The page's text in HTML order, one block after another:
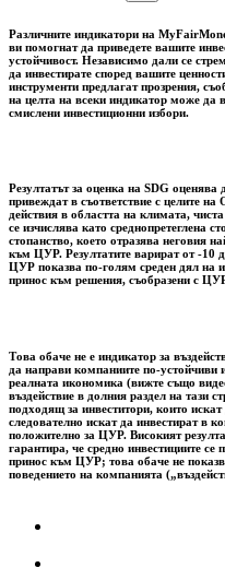
Различните индикатори на
ви помогнат да приведете вашите
устойчивост. Независимо дали се
да инвестирате според вашите
инструменти предлагат прозрения,
на целта на всеки индикатор може да
смислени инвестиционни избори.
Резултатът за оценка на SDG
привеждат в съответствие с целите
действия в областта на климата,
се изчислява като среднопретеглена
стопанство, което отразява неговия
към ЦУР. Резултатите варират от -10
ЦУР показва по-голям среден дял на
принос към решения, съобразени с
Това обаче не е индикатор за
да направи компаниите по-
реалната икономика (вижте също
въздействие в долния раздел на тази
подходящ за инвеститори, които искат
следователно искат да инвестират в
положително за ЦУР. Високият
гарантира, че средно инвестициите
принос към ЦУР; това обаче не
поведението на компанията